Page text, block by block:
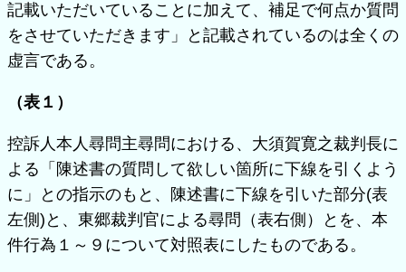
記載いただいていることに加えて、補足で何点か質問
をさせていただきます」と記載されているのは全くの
虚言である。
（表１）
控訴人本人尋問主尋問における、大須賀寛之裁判長に
よる「陳述書の質問して欲しい箇所に下線を引くよう
に」との指示のもと、陳述書に下線を引いた部分(表
左側)と、東郷裁判官による尋問（表右側）とを、本
件行為１～９について対照表にしたものである。